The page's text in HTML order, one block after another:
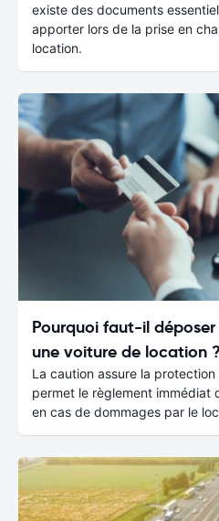
existe des documents
apporter lors de la prise en
location.
Pourquoi faut-il
une voiture de location ?
La caution assure la
permet le règlement immédiat
en cas de dommages par le